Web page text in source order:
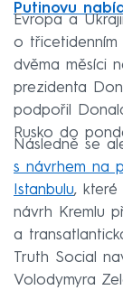
Putinovu
Evropa a
o třicetidenním
dvěma měsíci
prezidenta
podpořil
Rusko do
Následně se
s návrhem na
Istanbulu, které
návrh Kremlu
a
Truth Social
Volodymyra